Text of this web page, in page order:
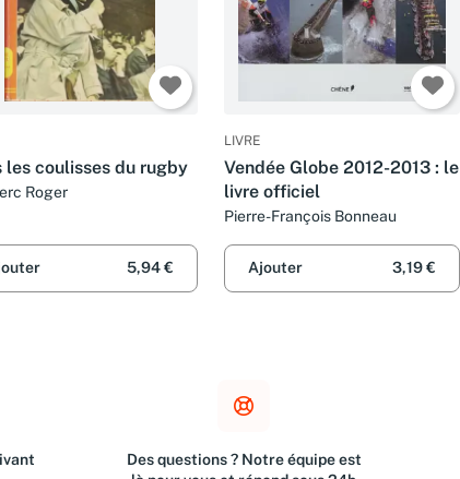
les coulisses du rugby
Roger
5,94 €
LIVRE
Vendée Globe 2012-2013 : le
livre officiel
Pierre-François Bonneau
Ajouter 3,19 €
Des questions ? Notre équipe est